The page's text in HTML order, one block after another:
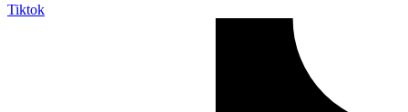
Tiktok